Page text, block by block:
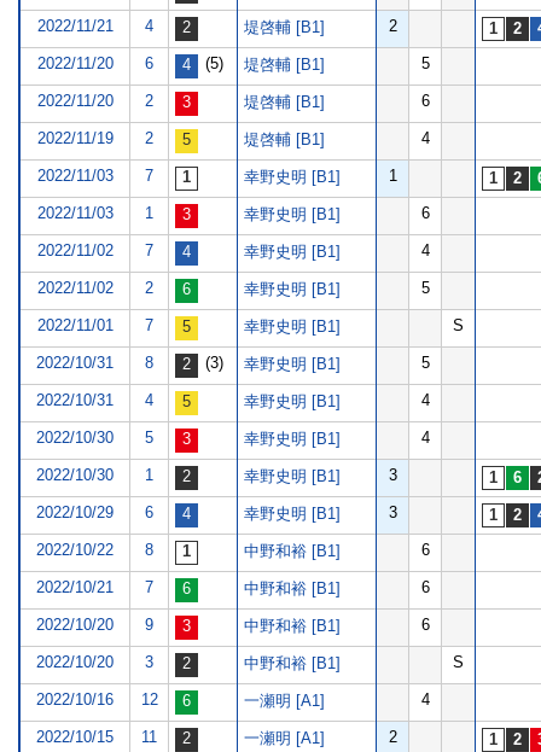
2022/11/21 4 堤啓輔 [B1] 2
2022/11/20 6 (5) 堤啓輔 [B1] 5
2022/11/20 2 堤啓輔 [B1] 6
2022/11/19 2 堤啓輔 [B1] 4
2022/11/03 7 幸野史明 [B1] 1
2022/11/03 1 幸野史明 [B1] 6
2022/11/02 7 幸野史明 [B1] 4
2022/11/02 2 幸野史明 [B1] 5
2022/11/01 7 幸野史明 [B1] S
2022/10/31 8 (3) 幸野史明 [B1] 5
2022/10/31 4 幸野史明 [B1] 4
2022/10/30 5 幸野史明 [B1] 4
2022/10/30 1 幸野史明 [B1] 3
2022/10/29 6 幸野史明 [B1] 3
2022/10/22 8 中野和裕 [B1] 6
2022/10/21 7 中野和裕 [B1] 6
2022/10/20 9 中野和裕 [B1] 6
2022/10/20 3 中野和裕 [B1] S
2022/10/16 12 一瀬明 [A1] 4
2022/10/15 11 一瀬明 [A1] 2